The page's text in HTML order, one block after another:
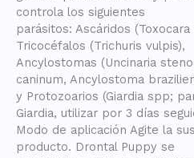
controla los siguientes
parásitos: Ascáridos
Tricocéfalos (Trichuris vulpis),
Ancylostomas (Uncinaria
caninum, Ancylostoma
y Protozoarios (Giardia spp;
Giardia, utilizar por 3 días
Modo de aplicación Agite la
producto. Drontal Puppy se